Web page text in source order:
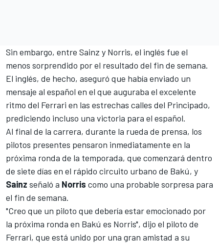
Sin embargo, entre Sainz y Norris, el inglés fue el
menos sorprendido por el resultado del fin de semana.
El inglés, de hecho, aseguró que había enviado un
mensaje al español en el que auguraba el excelente
ritmo del Ferrari en las estrechas calles del Principado,
prediciendo incluso una victoria para el español.
Al final de la carrera, durante la rueda de prensa, los
pilotos presentes pensaron inmediatamente en la
próxima ronda de la temporada, que comenzará dentro
de siete días en el rápido circuito urbano de Bakú, y
Sainz señaló a Norris como una probable sorpresa para
el fin de semana.
"Creo que un piloto que debería estar emocionado por
la próxima ronda en Bakú es Norris", dijo el piloto de
Ferrari, que está unido por una gran amistad a su